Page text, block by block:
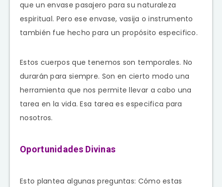
que un envase pasajero para su naturaleza
espiritual. Pero ese envase, vasija o instrumento
también fue hecho para un propósito especifico.
Estos cuerpos que tenemos son temporales. No
durarán para siempre. Son en cierto modo una
herramienta que nos permite llevar a cabo una
tarea en la vida. Esa tarea es especifica para
nosotros.
Oportunidades Divinas
Esto plantea algunas preguntas: Cómo estas